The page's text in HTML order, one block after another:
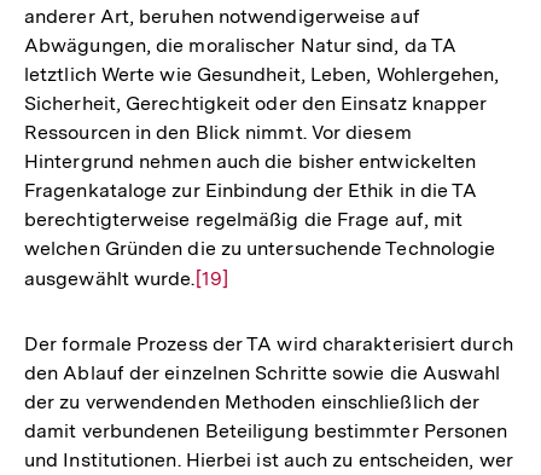
anderer Art, beruhen notwendigerweise auf
Abwägungen, die moralischer Natur sind, da TA
letztlich Werte wie Gesundheit, Leben, Wohlergehen,
Sicherheit, Gerechtigkeit oder den Einsatz knapper
Ressourcen in den Blick nimmt. Vor diesem
Hintergrund nehmen auch die bisher entwickelten
Fragenkataloge zur Einbindung der Ethik in die TA
berechtigterweise regelmäßig die Frage auf, mit
welchen Gründen die zu untersuchende Technologie
ausgewählt wurde. Zur
der
Fußnote
[19]
Der formale Prozess der TA wird charakterisiert durch
den Ablauf der einzelnen Schritte sowie die Auswahl
der zu verwendenden Methoden einschließlich der
damit verbundenen Beteiligung bestimmter Personen
und Institutionen. Hierbei ist auch zu entscheiden, wer